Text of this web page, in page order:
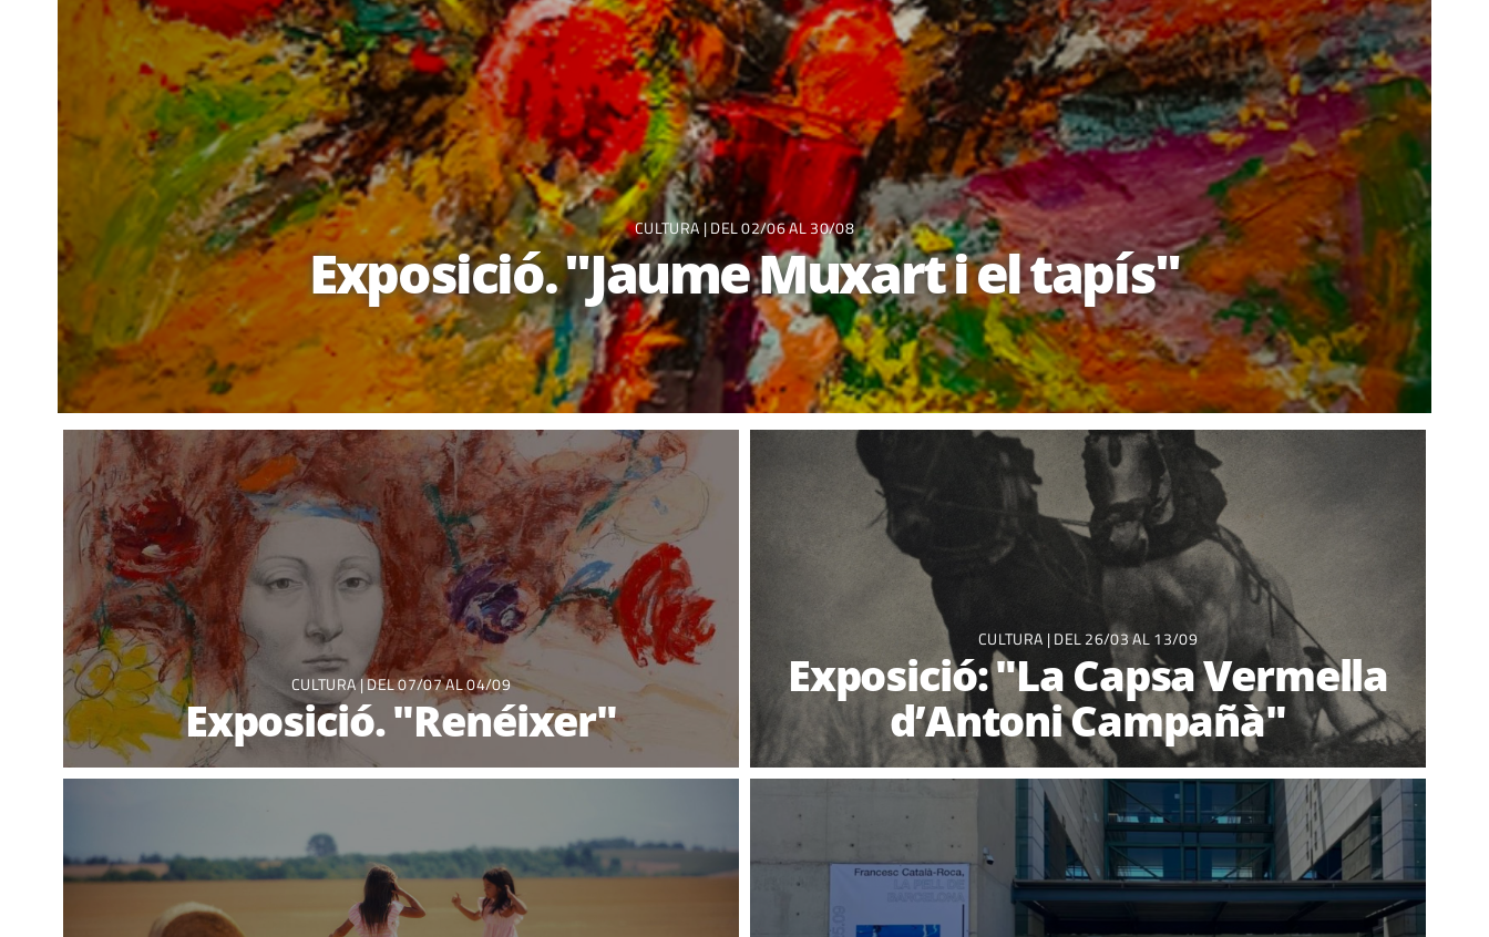
CULTURA | DEL 02/06 AL 30/08
Exposició. "Jaume Muxart i el tapís"
CULTURA| DEL 07/07 AL 04/09
Exposició. "Renéixer"
CULTURA | DEL 26/03 AL 13/09
Exposició: "La Capsa Vermella
d’Antoni Campañà"